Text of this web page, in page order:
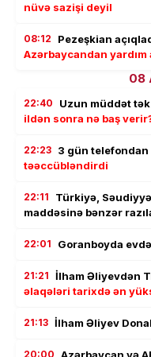
nüvə sazişi deyil
08:12 Pezeşkian
Azərbaycandan yardım
08
22:40 Uzun müddət
ildən sonra nə baş
22:23 3 gün telefondan
təəccübləndirdi
22:11
Türkiyə,
maddəsinə bənzər
22:01 Goranboyda
21:21 İlham Əliyevdən
əlaqələri tarixdə ən
21:13 İlham Əliyev
20:00